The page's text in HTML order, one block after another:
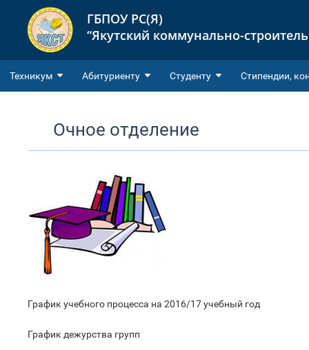
ГБПОУ РС(Я)
“Якутский коммунально-
Техникум Абитуриенту Студенту Cтипендии,
Очное отделение
График учебного процесса на 2016/17 учебный год
График дежурства групп